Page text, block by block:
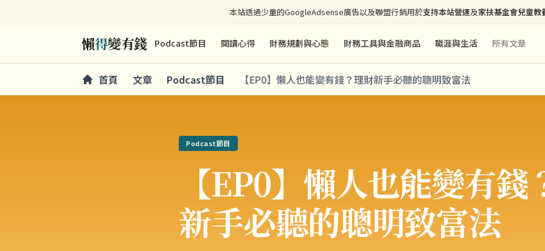
本站透過少量的GoogleAdsense廣告以及聯盟行銷用於支持本站營運及家扶基金會兒童教
懶得變有錢 Podcast節目 閱讀心得 財務規劃與心態 財務工具與金融商品 職涯與生活 所有文章
首頁 文章 Podcast節目 【EP0】懶人也能變有錢？理財新手必聽的聰明致富法
Podcast節目
【EP0】懶人也能變有錢
新手必聽的聰明致富法